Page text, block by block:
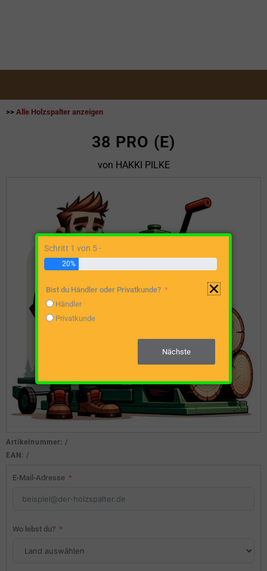
>> Alle Holzspalter anzeigen
38 PRO (E)
von HAKKI PILKE
Artikelnummer: /
EAN: /
E-Mail-Adresse
Wo lebst du?
Schritt 1 von 5 -
20%
Bist du Händler oder Privatkunde?
Händler
Privatkunde
Nächste